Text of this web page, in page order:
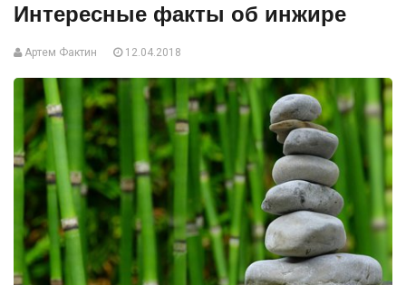
Интересные факты об инжире
Артем Фактин 12.04.2018